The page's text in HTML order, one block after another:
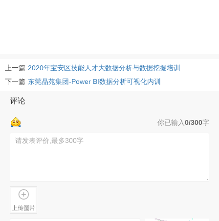
上一篇 2020年宝安区技能人才大数据分析与数据挖掘培训
下一篇 东莞晶苑集团-Power BI数据分析可视化内训
评论
你已输入0/300字